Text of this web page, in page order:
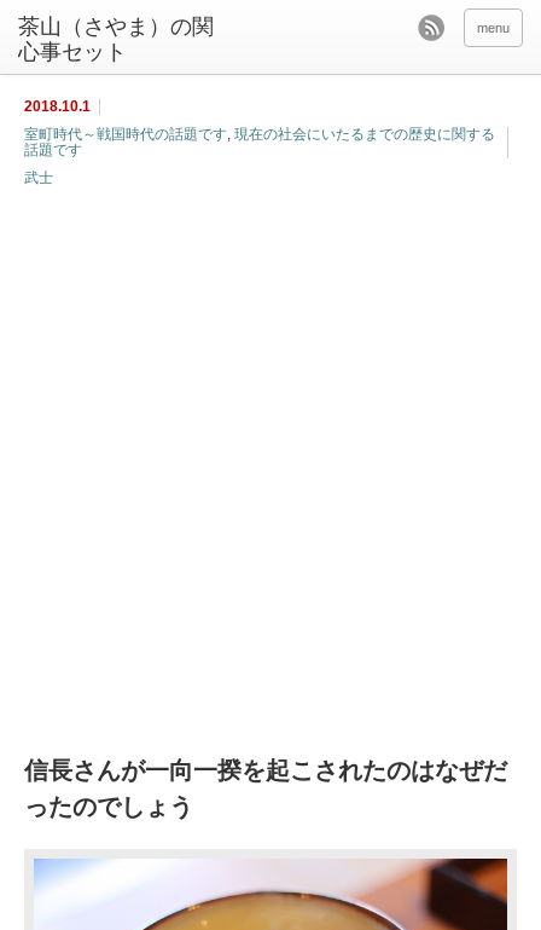
茶山（さやま）の関
心事セット
menu
2018.10.1
室町時代～戦国時代の話題です, 現在の社会にいたるまでの歴史に関する
話題です
武士
信長さんが一向一揆を起こされたのはなぜだ
ったのでしょう